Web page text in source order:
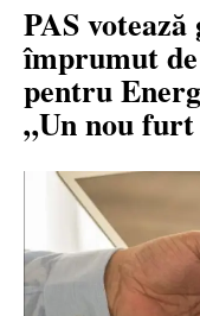
PAS
împrumut
pentru
„Un nou